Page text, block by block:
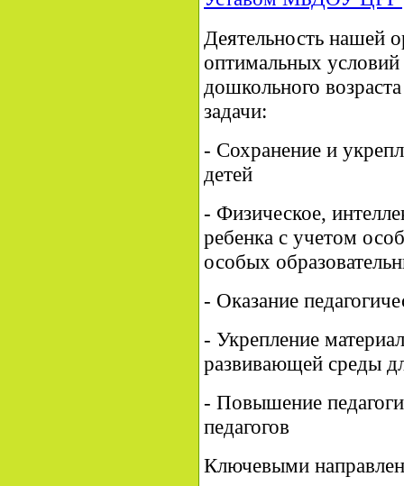
Деятельность нашей
оптимальных условий
дошкольного
задачи:
- Сохранение и
детей
- Физическое,
ребенка с учетом
особых
- Оказание
- Укрепление
развивающей среды
- Повышение
педагогов
Ключевыми